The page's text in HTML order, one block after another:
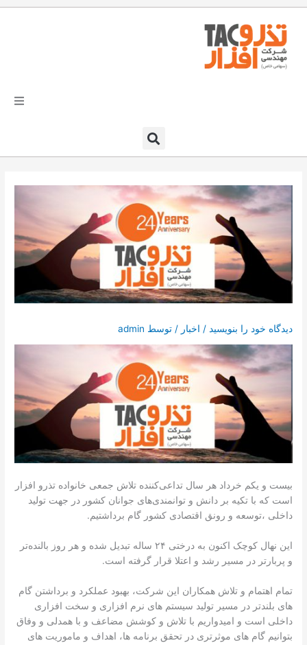
رفتن
راهکارهای تذروافزار در صنایع
خدمات و پشتیبانی
دعوت به همکاری
درخواست دمو
دیدگاه‌ خود را بنویسید / اخبار / توسط admin
بیست و یکم خرداد هر سال تداعی‌کننده تلاش جمعی خانواده تذرو افزار
است که با تکیه بر دانش و توانمندی‌های جوانان کشور در جهت تولید
داخلی ،توسعه و رونق اقتصادی کشور گام برداشتیم.
این نهال کوچک اکنون به درختی ۲۴ ساله تبدیل شده و هر روز بالنده‌تر
و پربارتر در مسیر رشد و اعتلا قرار گرفته است.
تمام اهتمام و تلاش همکاران این شرکت، بهبود عملکرد و برداشتن گام
های بلندتر در مسیر تولید سیستم های نرم افزاری و سخت افزاری
داخلی است و امیدواریم با تلاش و کوشش مضاعف و با همدلی و وفاق
بتوانیم گام های موثرتری در تحقق برنامه ها، اهداف و ماموریت های